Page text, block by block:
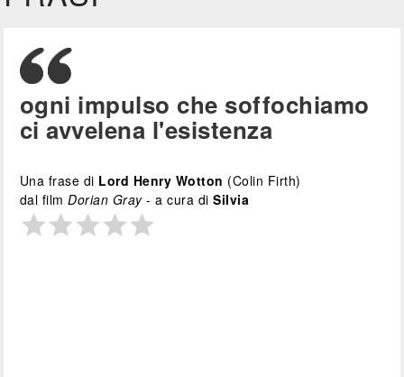
ogni impulso che soffochiamo
ci avvelena l'esistenza
Una frase di Lord Henry Wotton (Colin Firth)
dal filmDorian Gray- a cura diSilvia